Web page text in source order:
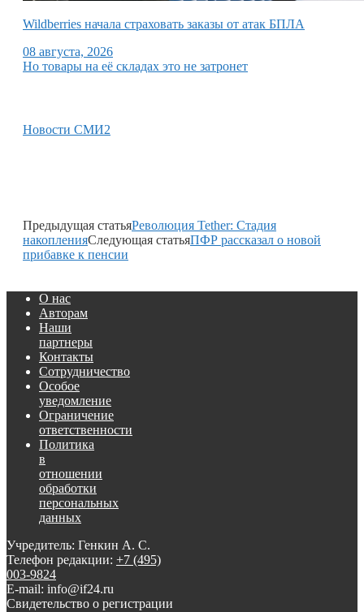
Wildberries начала страховать заказы от атак БПЛА
08 августа, 2026
Но товары на её складах это не затронет
Новости СМИ2
Предыдущая статьяРеволюция Tether: Стадия
накопленияСледующая статьяПФР рассказал о новой
прибавке к пенсии
О нас
Авторам
Наши
партнеры
Контакты
Сотрудничество
Особое
уведомление
Ограничение
ответственности
Политика
в
отношении
обработки
персональных
данных
Учредитель: Генкин А. С.
Телефон редакции: +7 (495)
003-9824
E-mail: info@if24.ru
Свидетельство о регистрации